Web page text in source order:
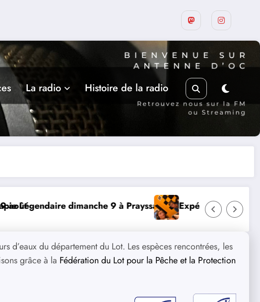
La radio Histoire de la radio
Prayssac Expérience RADIO, Thibault et Lou-Anne
d’eaux du département du Lot. Les espèces rencontrées, les
grâce à la Fédération du Lot pour la Pêche et la Protection